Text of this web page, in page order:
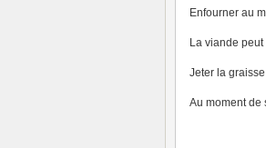
Enfourner au
La viande
Jeter la
Au moment de